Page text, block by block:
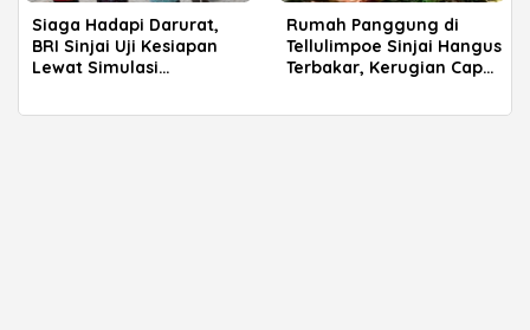
Siaga Hadapi Darurat,
BRI Sinjai Uji Kesiapan
Lewat Simulasi
Rumah Panggung di
Tellulimpoe Sinjai Hangus
Terbakar, Kerugian Capai